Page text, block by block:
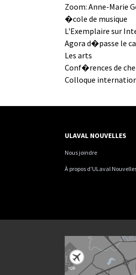
Zoom: Anne-Marie
�cole de musique
L'Exemplaire sur
Agora d�passe le
Les arts
Conf�rences de
Colloque
ULAVAL NOUVELLES
Nous joindre
À propos d'ULaval